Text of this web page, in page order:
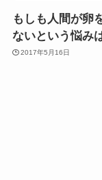
もしも人間が卵
ないという悩み
2017年5月16日